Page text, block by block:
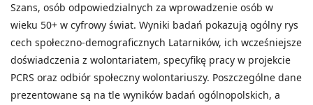
Szans, osób odpowiedzialnych za wprowadzenie osób w
wieku 50+ w cyfrowy świat. Wyniki badań pokazują ogólny rys
cech społeczno-demograficznych Latarników, ich wcześniejsze
doświadczenia z wolontariatem, specyfikę pracy w projekcie
PCRS oraz odbiór społeczny wolontariuszy. Poszczególne dane
prezentowane są na tle wyników badań ogólnopolskich, a